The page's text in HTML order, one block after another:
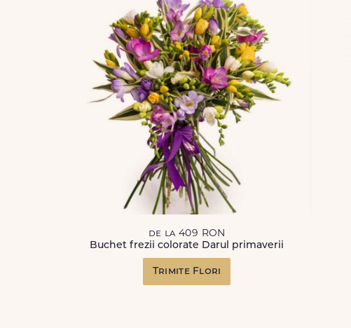
de la 409 RON
Buchet frezii colorate Darul primaverii
Trimite Flori